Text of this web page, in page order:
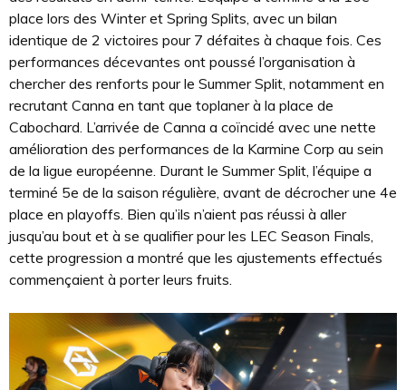
place lors des Winter et Spring Splits, avec un bilan
identique de 2 victoires pour 7 défaites à chaque fois. Ces
performances décevantes ont poussé l’organisation à
chercher des renforts pour le Summer Split, notamment en
recrutant Canna en tant que toplaner​ à la place de
Cabochard. L’arrivée de Canna a coïncidé avec une nette
amélioration des performances de la Karmine Corp au sein
de la ligue européenne. Durant le Summer Split, l’équipe a
terminé 5e de la saison régulière, avant de décrocher une 4e
place en playoffs. Bien qu’ils n’aient pas réussi à aller
jusqu’au bout et à se qualifier pour les LEC Season Finals,
cette progression a montré que les ajustements effectués
commençaient à porter leurs fruits.